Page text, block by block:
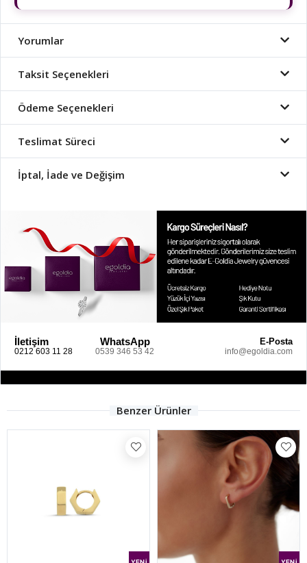
Yorumlar
Taksit Seçenekleri
Ödeme Seçenekleri
Teslimat Süreci
İptal, İade ve Değişim
İletişim
0212 603 11 28
WhatsApp
0539 346 53 42
E-Posta
info@egoldia.com
Benzer Ürünler